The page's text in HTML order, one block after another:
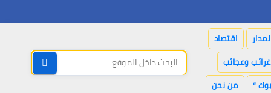
اقتصاد
غرائب وعجائب
“ من نحن